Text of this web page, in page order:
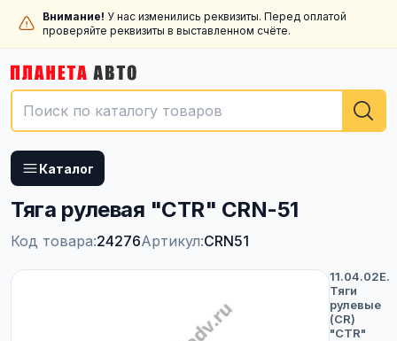
Внимание! У нас изменились реквизиты. Перед оплатой
проверяйте реквизиты в выставленном счёте.
Каталог
Тяга рулевая "CTR" CRN-51
Код товара:24276Артикул:CRN51
11.04.02E.
Тяги
рулевые
(CR)
"CTR"